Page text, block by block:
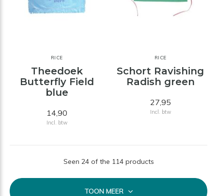
RICE
Theedoek
Butterfly Field
blue
14,90
Incl. btw
RICE
Schort Ravishing
Radish green
27,95
Incl. btw
Seen 24 of the 114 products
TOON MEER